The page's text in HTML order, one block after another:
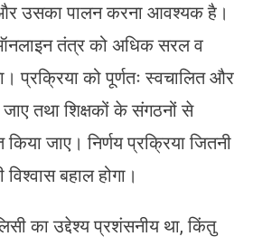
उसका पालन करना आवश्यक है।
तंत्र को अधिक सरल व
प्रक्रिया को पूर्णतः स्वचालित और
जाए तथा शिक्षकों के संगठनों से
किया जाए। निर्णय प्रक्रिया जितनी
विश्वास बहाल होगा।
का उद्देश्य प्रशंसनीय था, किंतु